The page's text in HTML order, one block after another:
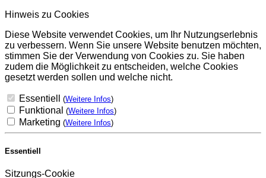
Hinweis zu Cookies
Diese Website verwendet Cookies, um Ihr Nutzungserlebnis
zu verbessern. Wenn Sie unsere Website benutzen möchten,
stimmen Sie der Verwendung von Cookies zu. Sie haben
zudem die Möglichkeit zu entscheiden, welche Cookies
gesetzt werden sollen und welche nicht.
Essentiell (Weitere Infos)
Funktional (Weitere Infos)
Marketing (Weitere Infos)
Essentiell
Sitzungs-Cookie